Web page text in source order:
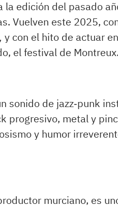
edición del pasado
Vuelven este 2025,
y con el hito de actuar
el festival de Montreux.
sonido de jazz‑punk
progresivo, metal y
y humor
murciano, es